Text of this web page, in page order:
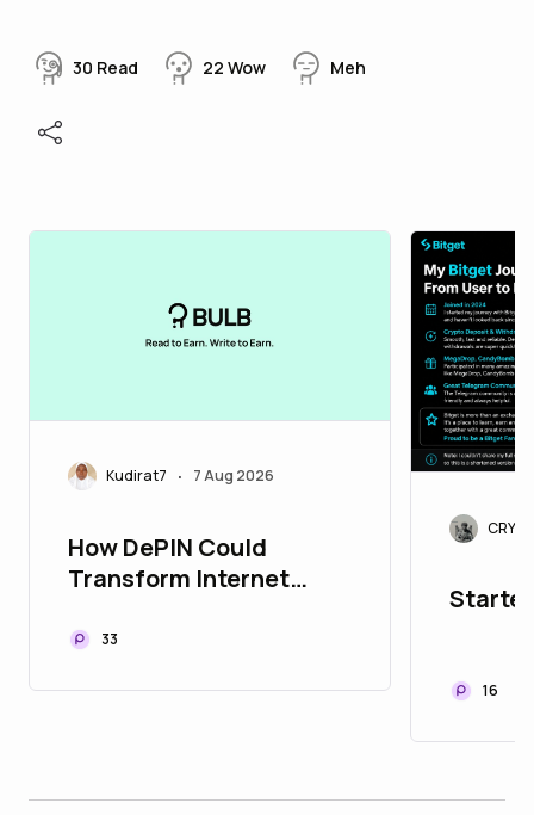
30 Read 22 Wow Meh
Kudirat7 • 7 Aug 2026
How DePIN Could
Transform Internet
33
16